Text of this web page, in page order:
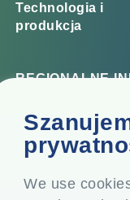
We use
Technologia i
produkcja
REGIONALNE
Biuro
Top Floor, Times
Marg, Lower